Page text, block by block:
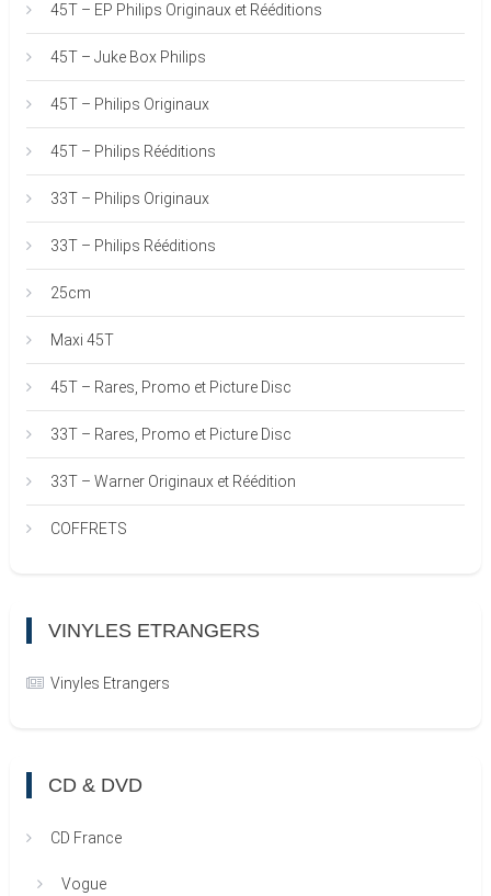
45T – EP Philips Originaux et Rééditions
45T – Juke Box Philips
45T – Philips Originaux
45T – Philips Rééditions
33T – Philips Originaux
33T – Philips Rééditions
25cm
Maxi 45T
45T – Rares, Promo et Picture Disc
33T – Rares, Promo et Picture Disc
33T – Warner Originaux et Réédition
COFFRETS
VINYLES ETRANGERS
Vinyles Etrangers
CD & DVD
CD France
Vogue